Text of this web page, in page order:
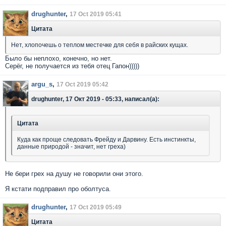
drughunter, 17 Oct 2019 05:41
Цитата
Нет, хлопочешь о теплом местечке для себя в райских кущах.
Было бы неплохо, конечно, но нет.
Серёг, не получается из тебя отец Гапон)))))
argu_s, 17 Oct 2019 05:42
drughunter, 17 Окт 2019 - 05:33, написал(а):
Цитата
Куда как проще следовать Фрейду и Дарвину. Есть инстинкты,
данные природой - значит, нет греха)
Не бери грех на душу не говорили они этого.
Я кстати подправил про оболтуса.
drughunter, 17 Oct 2019 05:49
Цитата